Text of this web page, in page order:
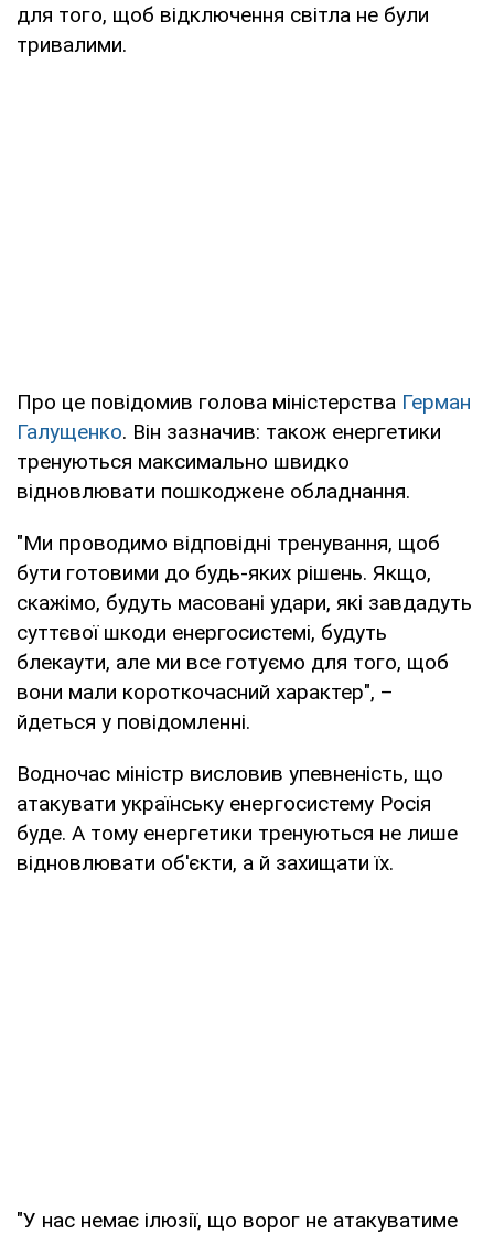
для того, щоб відключення світла не були
тривалими.
Про це повідомив голова міністерства Герман
Галущенко. Він зазначив: також енергетики
тренуються максимально швидко
відновлювати пошкоджене обладнання.
"Ми проводимо відповідні тренування, щоб
бути готовими до будь-яких рішень. Якщо,
скажімо, будуть масовані удари, які завдадуть
суттєвої шкоди енергосистемі, будуть
блекаути, але ми все готуємо для того, щоб
вони мали короткочасний характер", –
йдеться у повідомленні.
Водночас міністр висловив упевненість, що
атакувати українську енергосистему Росія
буде. А тому енергетики тренуються не лише
відновлювати об'єкти, а й захищати їх.
"У нас немає ілюзії, що ворог не атакуватиме